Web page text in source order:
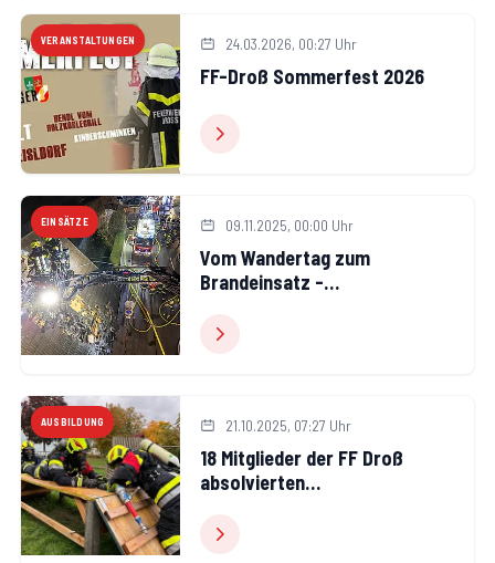
VERANSTALTUNGEN 24.03.2026, 00:27 Uhr
FF-Droß Sommerfest 2026
EINSÄTZE 09.11.2025, 00:00 Uhr
Vom Wandertag zum
Brandeinsatz -
Senftenberg
AUSBILDUNG 21.10.2025, 07:27 Uhr
18 Mitglieder der FF Droß
absolvierten
Atemschutz